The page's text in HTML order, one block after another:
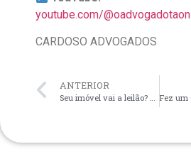
youtube.com/@oadvogadotaon
CARDOSO ADVOGADOS
ANTERIOR